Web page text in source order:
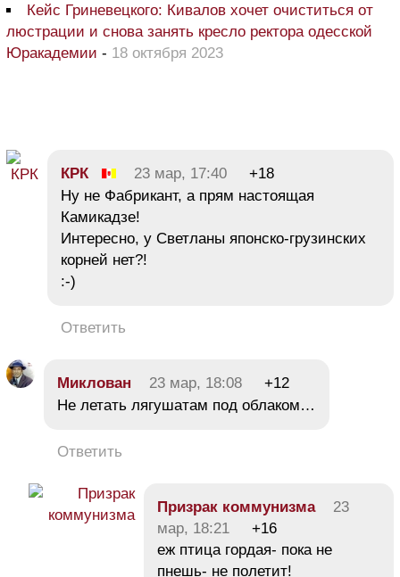
Кейс Гриневецкого: Кивалов хочет очиститься от
люстрации и снова занять кресло ректора одесской
Юракадемии - 18 октября 2023
КРК 23 мар, 17:40
+18
Ну не Фабрикант, а прям настоящая
Камикадзе!
Интересно, у Светланы японско-грузинских
корней нет?!
:-)
Ответить
Миклован 23 мар, 18:08
+12
Не летать лягушатам под облаком…
Ответить
Призрак коммунизма
23
мар, 18:21
+16
еж птица гордая- пока не
пнешь- не полетит!